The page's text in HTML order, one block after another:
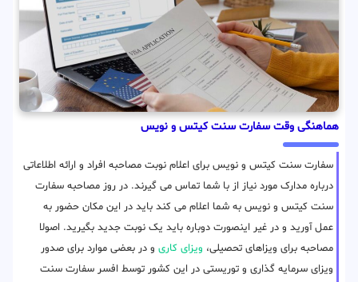
هماهنگی وقت سفارت سنت کیتس و نویس
سفارت سنت کیتس و نویس برای اعلام نوبت مصاحبه افراد و ارائه اطلاعاتی
درباره مدارک مورد نیاز از با شما تماس می گیرند. در روز مصاحبه سفارت
سنت کیتس و نویس به شما اعلام می کند باید در این مکان حضور به
عمل آورید و در غیر اینصورت دوباره باید یک نوبت جدید بگیرید. اصولا
مصاحبه برای ویزاهای تحصیلی، ویزای کاری و در بعضی موارد برای صدور
ویزای سرمایه گذاری و توریستی در این کشور توسط افسر سفارت سنت